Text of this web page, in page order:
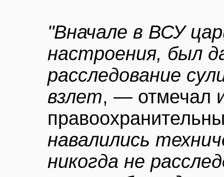
"Вначале в ВСУ
настроения, был
расследование
взлет, — отмечал
навалились
никогда не